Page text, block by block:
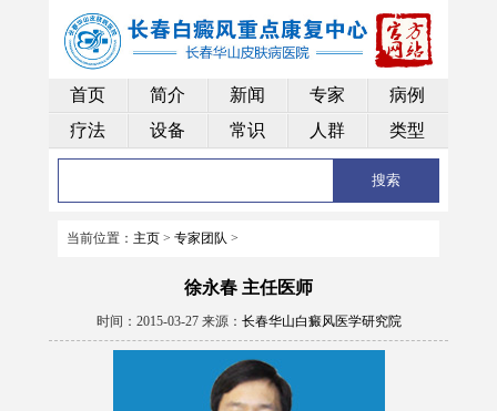
首页 简介 新闻 专家
病例
疗法
设备 常识 人群 类型
当前位置： 主页 > 专家团队 >
徐永春 主任医师
时间：2015-03-27 来源： 长春华山白癜风医学研究院